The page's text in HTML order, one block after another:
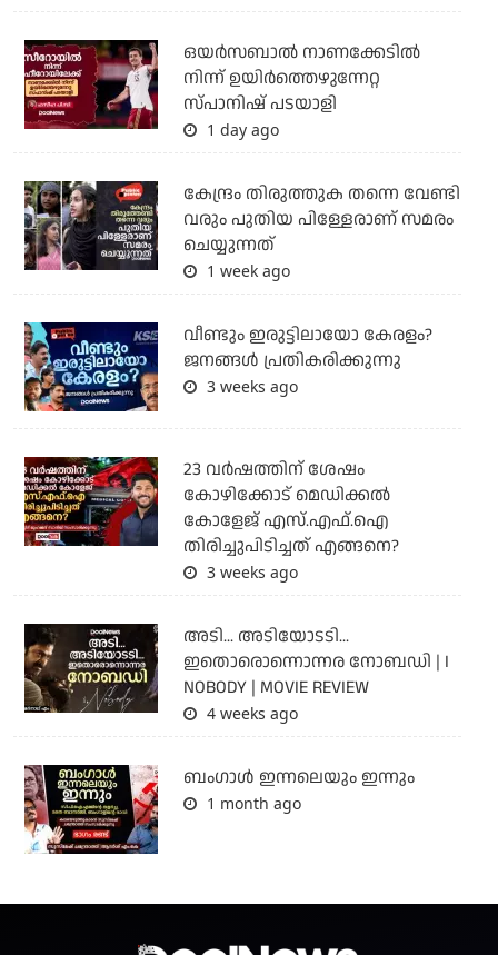
ഒയര്‍സബാൽ നാണക്കേടിൽ
നിന്ന് ഉയിർത്തെഴുന്നേറ്റ
സ്പാനിഷ് പടയാളി
1 day ago
കേന്ദ്രം തിരുത്തുക തന്നെ വേണ്ടി
വരും പുതിയ പിള്ളേരാണ് സമരം
ചെയ്യുന്നത്
1 week ago
വീണ്ടും ഇരുട്ടിലായോ കേരളം?
ജനങ്ങൾ പ്രതികരിക്കുന്നു
3 weeks ago
23 വർഷത്തിന് ശേഷം
കോഴിക്കോട് മെഡിക്കൽ
കോളേജ് എസ്.എഫ്.ഐ
തിരിച്ചുപിടിച്ചത് എങ്ങനെ?
3 weeks ago
അടി... അടിയോടടി...
ഇതൊരൊന്നൊന്നര നോബഡി | I
NOBODY | MOVIE REVIEW
4 weeks ago
ബംഗാള്‍ ഇന്നലെയും ഇന്നും
1 month ago